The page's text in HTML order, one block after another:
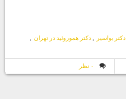
دكتر بواسير دكتر هموروئيد در تهران
۰ نظر